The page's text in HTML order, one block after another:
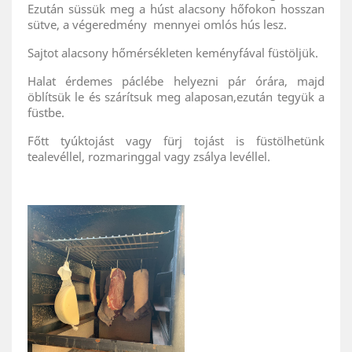
Ezután süssük meg a húst alacsony hőfokon hosszan
sütve, a végeredmény mennyei omlós hús lesz.
Sajtot alacsony hőmérsékleten keményfával füstöljük.
Halat érdemes páclébe helyezni pár órára, majd
öblítsük le és szárítsuk meg alaposan,ezután tegyük a
füstbe.
Főtt tyúktojást vagy fürj tojást is füstölhetünk
tealevéllel, rozmaringgal vagy zsálya levéllel.